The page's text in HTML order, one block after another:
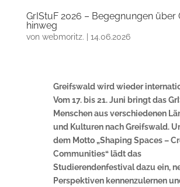
GrIStuF 2026 – Begegnungen über
hinweg
von webmoritz. 14.06.2026
Greifswald wird wieder
Vom 17. bis 21. Juni bringt das
Menschen aus verschiedenen
und Kulturen nach Greifswald.
dem Motto „Shaping Spaces –
Communities“ lädt das
Studierendenfestival dazu ein,
Perspektiven kennenzulernen